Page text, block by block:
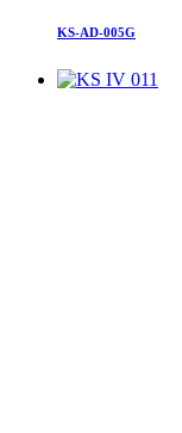
KS-AD-005G